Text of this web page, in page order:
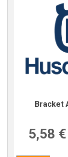
Bracket
5,58 €